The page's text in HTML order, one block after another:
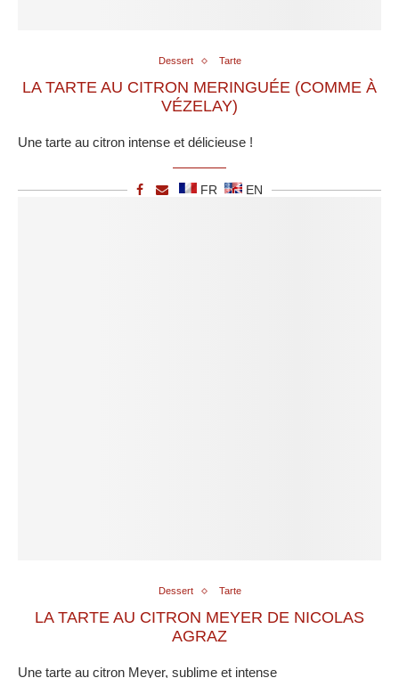
Dessert Tarte
LA TARTE AU CITRON MERINGUÉE (COMME À
VÉZELAY)
Une tarte au citron intense et délicieuse !
FR EN
Dessert Tarte
LA TARTE AU CITRON MEYER DE NICOLAS
AGRAZ
Une tarte au citron Meyer, sublime et intense